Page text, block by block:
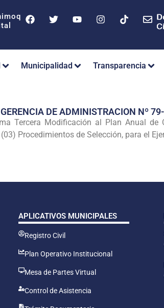
Municipalidad Transparencia
GERENCIA DE ADMINISTRACION Nº
Tercera Modificación al Plan Anual
(03) Procedimientos de Selección, para el
APLICATIVOS MUNICIPALES
Registro Civil
Plan Operativo Institucional
Mesa de Partes Virtual
Control de Asistencia